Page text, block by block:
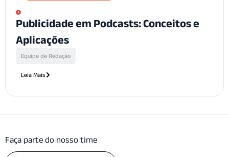
Publicidade em Podcasts: Conceitos e
Aplicações
Equipe de Redação
Leia Mais
Faça parte do nosso time